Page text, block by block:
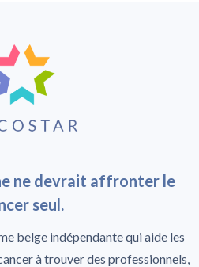
ne devrait affronter le
seul.
belge indépendante qui aide les
à trouver des professionnels,